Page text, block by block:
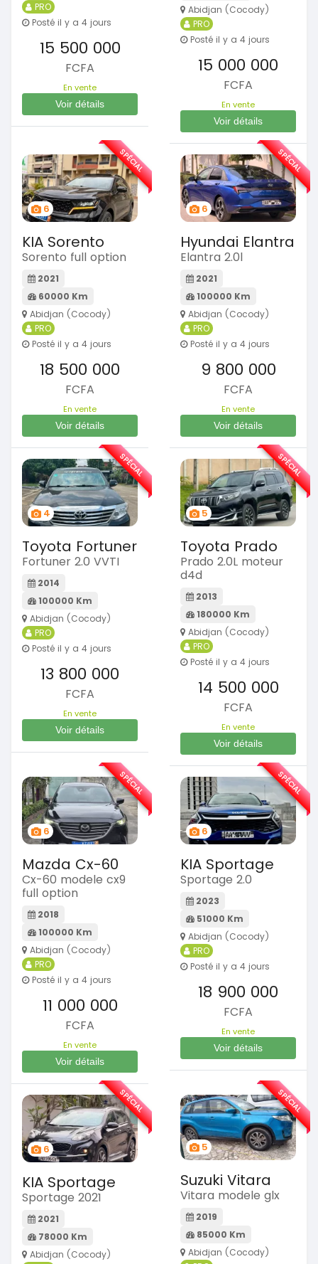
PRO
Posté il y a 4 jours
15 500 000
FCFA
En vente
Voir détails
Abidjan (Cocody)
PRO
Posté il y a 4 jours
15 000 000
FCFA
En vente
Voir détails
6
KIA Sorento
Sorento full option
2021
60000 Km
Abidjan (Cocody)
PRO
Posté il y a 4 jours
18 500 000
FCFA
En vente
Voir détails
SPÉCIAL
6
Hyundai Elantra
Elantra 2.0l
2021
100000 Km
Abidjan (Cocody)
PRO
Posté il y a 4 jours
9 800 000
FCFA
En vente
Voir détails
SPÉCIAL
4
Toyota Fortuner
Fortuner 2.0 VVTI
2014
100000 Km
Abidjan (Cocody)
PRO
Posté il y a 4 jours
13 800 000
FCFA
En vente
Voir détails
SPÉCIAL
5
Toyota Prado
Prado 2.0L moteur
d4d
2013
180000 Km
Abidjan (Cocody)
PRO
Posté il y a 4 jours
14 500 000
FCFA
En vente
Voir détails
SPÉCIAL
6
Mazda Cx-60
Cx-60 modele cx9
full option
2018
100000 Km
Abidjan (Cocody)
PRO
Posté il y a 4 jours
11 000 000
FCFA
En vente
Voir détails
SPÉCIAL
6
KIA Sportage
Sportage 2.0
2023
51000 Km
Abidjan (Cocody)
PRO
Posté il y a 4 jours
18 900 000
FCFA
En vente
Voir détails
SPÉCIAL
6
KIA Sportage
Sportage 2021
2021
78000 Km
Abidjan (Cocody)
SPÉCIAL
5
Suzuki Vitara
Vitara modele glx
2019
85000 Km
Abidjan (Cocody)
SPÉCIAL